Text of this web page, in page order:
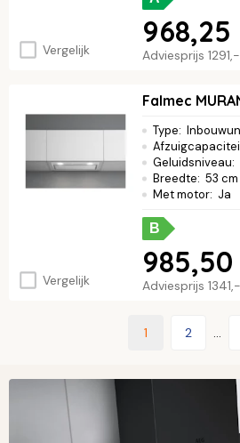
Vergelijk Adviesprijs 1291,-
968,25
Vergelijk
Falmec
Type:
Geluidsniveau:
Breedte: 53 cm
Met motor: Ja
B
Adviesprijs 1341,-
985,50
1 2